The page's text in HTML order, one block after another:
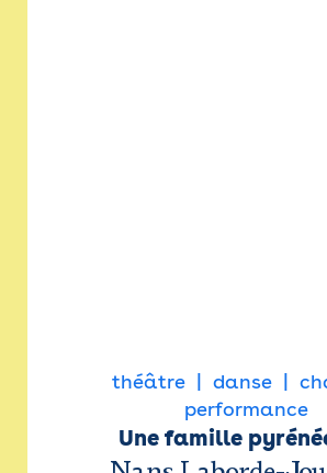
théâtre danse
performance
Une famille